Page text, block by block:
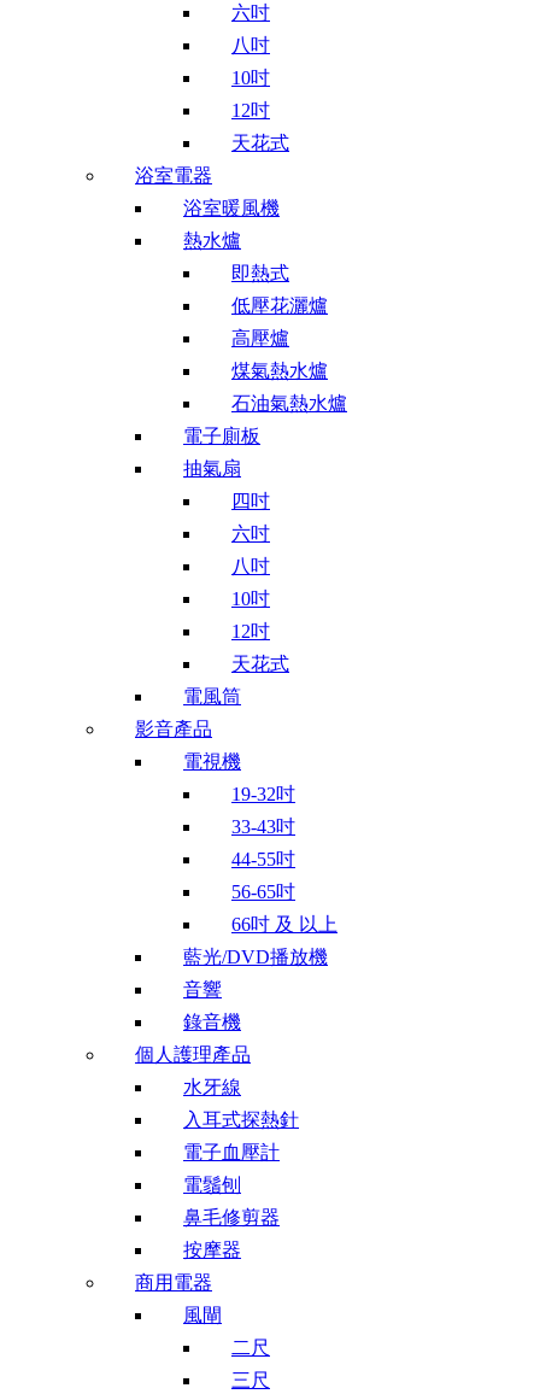
六吋
八吋
10吋
12吋
天花式
浴室電器
浴室暖風機
熱水爐
即熱式
低壓花灑爐
高壓爐
煤氣熱水爐
石油氣熱水爐
電子廁板
抽氣扇
四吋
六吋
八吋
10吋
12吋
天花式
電風筒
影音產品
電視機
19-32吋
33-43吋
44-55吋
56-65吋
66吋 及 以上
藍光/DVD播放機
音響
錄音機
個人護理產品
水牙線
入耳式探熱針
電子血壓計
電鬚刨
鼻毛修剪器
按摩器
商用電器
風閘
二尺
三尺